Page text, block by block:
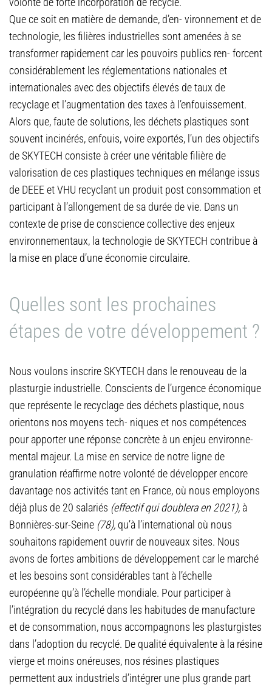
Que ce soit en matière de demande, d’en- vironnement et de
technologie, les filières industrielles sont amenées à se
transformer rapidement car les pouvoirs publics ren- forcent
considérablement les réglementations nationales et
internationales avec des objectifs élevés de taux de
recyclage et l’augmentation des taxes à l’enfouissement.
Alors que, faute de solutions, les déchets plastiques sont
souvent incinérés, enfouis, voire exportés, l’un des objectifs
de SKYTECH consiste à créer une véritable filière de
valorisation de ces plastiques techniques en mélange issus
de DEEE et VHU recyclant un produit post consommation et
participant à l’allongement de sa durée de vie. Dans un
contexte de prise de conscience collective des enjeux
environnementaux, la technologie de SKYTECH contribue à
la mise en place d’une économie circulaire.
Quelles sont les prochaines
étapes de votre développement ?
Nous voulons inscrire SKYTECH dans le renouveau de la
plasturgie industrielle. Conscients de l’urgence économique
que représente le recyclage des déchets plastique, nous
orientons nos moyens tech- niques et nos compétences
pour apporter une réponse concrète à un enjeu environne-
mental majeur. La mise en service de notre ligne de
granulation réaffirme notre volonté de développer encore
davantage nos activités tant en France, où nous employons
déjà plus de 20 salariés (effectif qui doublera en 2021), à
Bonnières-sur-Seine (78), qu’à l’international où nous
souhaitons rapidement ouvrir de nouveaux sites. Nous
avons de fortes ambitions de développement car le marché
et les besoins sont considérables tant à l’échelle
européenne qu’à l’échelle mondiale. Pour participer à
l’intégration du recyclé dans les habitudes de manufacture
et de consommation, nous accompagnons les plasturgistes
dans l’adoption du recyclé. De qualité équivalente à la résine
vierge et moins onéreuses, nos résines plastiques
permettent aux industriels d’intégrer une plus grande part